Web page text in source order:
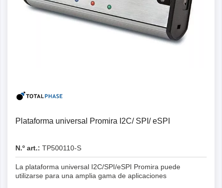
Plataforma universal Promira I2C/ SPI/ eSPI
N.º art.: TP500110-S
La plataforma universal I2C/SPI/eSPI Promira puede
utilizarse para una amplia gama de aplicaciones